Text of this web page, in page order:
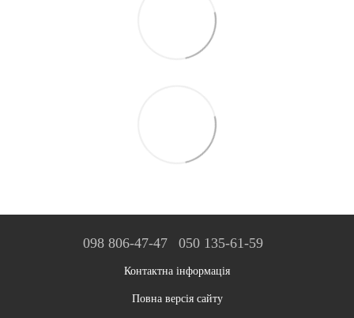
098 806-47-47 050 135-61-59
Контактна інформація
Повна версія сайту